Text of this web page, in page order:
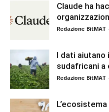
Claude ha
Redazione BitMAT -
I dati
sudafricani a
Redazione BitMAT -